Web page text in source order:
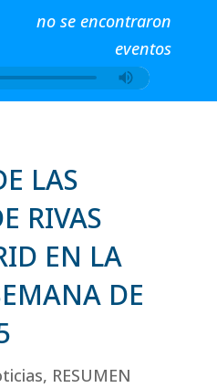
no se encontraron
eventos
LAS
RIVAS
EN LA
DE
, RESUMEN